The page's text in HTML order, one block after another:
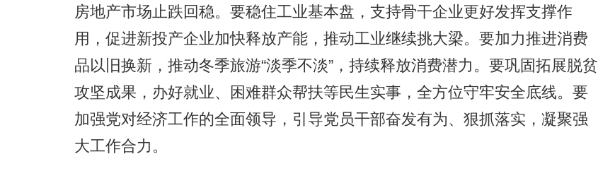
房地产市场止跌回稳。要稳住工业基本盘，支持骨干企业更好发挥支撑作
用，促进新投产企业加快释放产能，推动工业继续挑大梁。要加力推进消费
品以旧换新，推动冬季旅游“淡季不淡”，持续释放消费潜力。要巩固拓展脱贫
攻坚成果，办好就业、困难群众帮扶等民生实事，全方位守牢安全底线。要
加强党对经济工作的全面领导，引导党员干部奋发有为、狠抓落实，凝聚强
大工作合力。